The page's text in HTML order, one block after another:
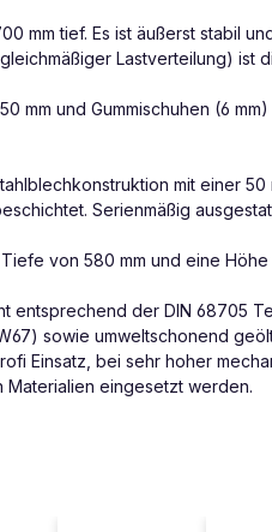
mm tief. Es ist äußerst stabil
Lastverteilung)
mm und Gummischuhen (6
mit einer
Serienmäßig
von 580 mm und eine
der DIN 68705
sowie umweltschonend
Einsatz, bei sehr hoher
eingesetzt werden.